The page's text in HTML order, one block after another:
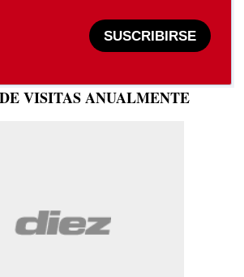
SUSCRIBIRSE
VISITAS ANUALMENTE